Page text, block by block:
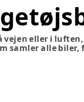
vejen eller i
samler alle biler,